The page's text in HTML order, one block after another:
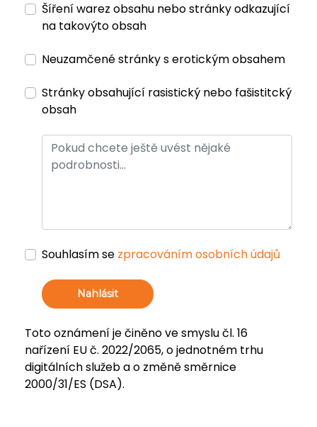
Šíření warez obsahu nebo stránky odkazující
na takovýto obsah
Neuzamčené stránky s erotickým obsahem
Stránky obsahující rasistický nebo fašistitcký
obsah
Souhlasím se zpracováním osobních údajů
Nahlásit
Toto oznámení je činěno ve smyslu čl. 16
nařízení EU č. 2022/2065, o jednotném trhu
digitálních služeb a o změně směrnice
2000/31/ES (DSA).